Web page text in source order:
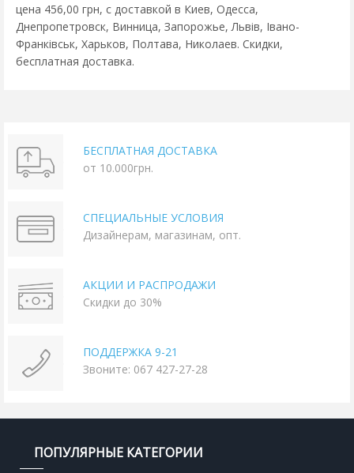
цена 456,00 грн, с доставкой в Киев, Одесса,
Днепропетровск, Винница, Запорожье, Львів, Івано-
Франківськ, Харьков, Полтава, Николаев. Скидки,
бесплатная доставка.
БЕСПЛАТНАЯ ДОСТАВКА
от 10.000грн.
СПЕЦИАЛЬНЫЕ УСЛОВИЯ
Дизайнерам, магазинам, опт.
АКЦИИ И РАСПРОДАЖИ
Скидки до 30%
ПОДДЕРЖКА 9-21
Звоните: 067 427-27-28
ПОПУЛЯРНЫЕ КАТЕГОРИИ